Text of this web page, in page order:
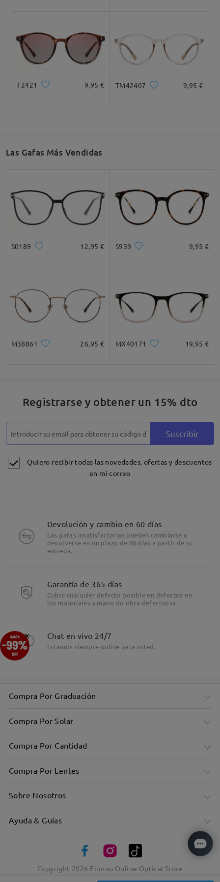
F2421 9,95 € TM42407 9,95 €
Las Gafas Más Vendidas
S0189 12,95 € S939 9,95 €
M38861 26,95 € MX40171 19,95 €
Registrarse y obtener un 15% dto
Suscribir
Quiero recibir todas las novedades, ofertas y descuentos
en mi correo
Devolución y cambio en 60 días
Las gafas insatisfactorias pueden cambiarse o
devolverse en un plazo de 60 días a partir de su
entrega.
Garantía de 365 días
Cubre cualquier defecto posible en defectos en
los materiales y mano do obra defectuosa
Chat en vivo 24/7
Estamos siempre online para usted.
Compra Por Graduación
Compra Por Solar
Compra Por Cantidad
Compra Por Lentes
Sobre Nosotros
Ayuda & Guías
Copyright 2026 Firmoo Online Optical Store
×